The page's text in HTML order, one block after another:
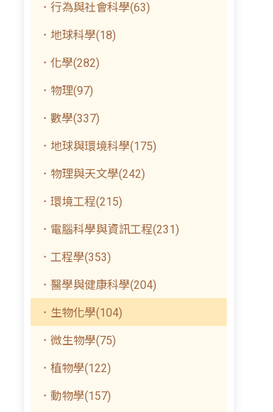
．行為與社會科學(63)
．地球科學(18)
．化學(282)
．物理(97)
．數學(337)
．地球與環境科學(175)
．物理與天文學(242)
．環境工程(215)
．電腦科學與資訊工程(231)
．工程學(353)
．醫學與健康科學(204)
．生物化學(104)
．微生物學(75)
．植物學(122)
．動物學(157)